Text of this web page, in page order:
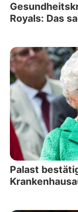
Royals: Das
Palast